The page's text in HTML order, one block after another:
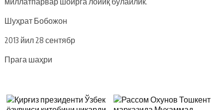
Шуҳрат Бобожон
2013 йил 28 сентябр
Прага шаҳри